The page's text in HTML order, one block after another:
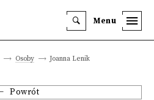
Menu
Osoby Joanna Lenik
Powrót